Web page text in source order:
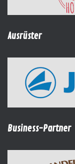
Ausrüster
Business-Partner